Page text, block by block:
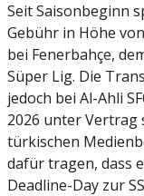
Seit Saisonbeginn
Gebühr in Höhe
bei Fenerbahçe,
Süper Lig. Die
jedoch bei Al-Ahli
2026 unter Vertrag
türkischen
dafür tragen, dass
Deadline-Day zur